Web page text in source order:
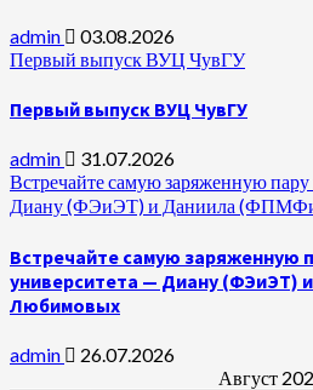
admin
03.08.2026
Первый выпуск ВУЦ ЧувГУ
Первый выпуск ВУЦ ЧувГУ
admin
31.07.2026
Встречайте самую заряженную
Диану (ФЭиЭТ) и Даниила
Встречайте самую заряженную
университета — Диану
Любимовых
admin
26.07.2026
Август